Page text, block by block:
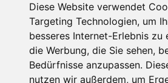
Diese Website verwendet
Targeting Technologien, um
besseres Internet-Erlebnis zu
die Werbung, die Sie sehen,
Bedürfnisse anzupassen.
nutzen wir außerdem, um
Fabian Steiner
Auto heißt Auto: Wie man die